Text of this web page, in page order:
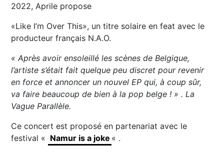
2022, Aprile propose
«Like I’m Over This», un titre solaire en feat avec le
producteur français N.A.O.
« Après avoir ensoleillé les scènes de Belgique,
l’artiste s’était fait quelque peu discret pour revenir
en force et annoncer un nouvel EP qui, à coup sûr,
va faire beaucoup de bien à la pop belge ! » . La
Vague Parallèle.
Ce concert est proposé en partenariat avec le
festival « Namur is a joke « .